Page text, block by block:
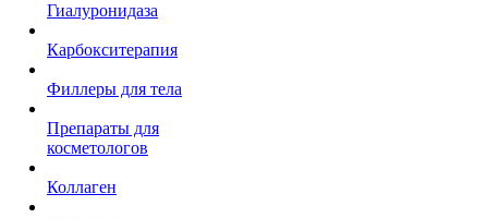
Гиалуронидаза
Карбокситерапия
Филлеры для тела
Препараты для
косметологов
Коллаген